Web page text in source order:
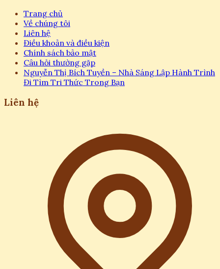
Trang chủ
Về chúng tôi
Liên hệ
Điều khoản và điều kiện
Chính sách bảo mật
Câu hỏi thường gặp
Nguyễn Thị Bích Tuyền – Nhà Sáng Lập Hành Trình
Đi Tìm Tri Thức Trong Bạn
Liên hệ